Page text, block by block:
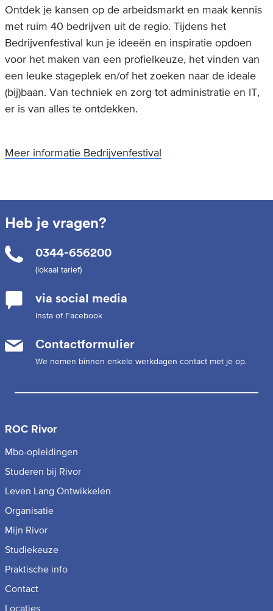
Ontdek je kansen op de arbeidsmarkt en maak kennis
met ruim 40 bedrijven uit de regio. Tijdens het
Bedrijvenfestival kun je ideeën en inspiratie opdoen
voor het maken van een profielkeuze, het vinden van
een leuke stageplek en/of het zoeken naar de ideale
(bij)baan. Van techniek en zorg tot administratie en IT,
er is van alles te ontdekken.
Meer informatie Bedrijvenfestival
Heb je vragen?
0344-656200
(lokaal tarief)
via social media
Insta of Facebook
Contactformulier
We nemen binnen enkele werkdagen contact met je op.
ROC Rivor
Mbo-opleidingen
Studeren bij Rivor
Leven Lang Ontwikkelen
Organisatie
Mijn Rivor
Studiekeuze
Praktische info
Contact
Locaties